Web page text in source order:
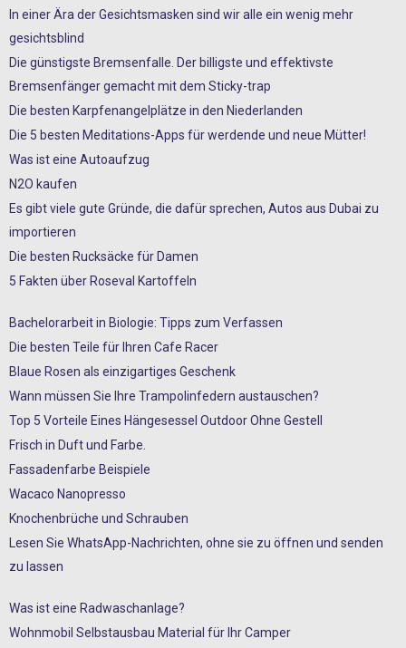
In einer Ära der Gesichtsmasken sind wir alle ein wenig mehr
gesichtsblind
Die günstigste Bremsenfalle. Der billigste und effektivste
Bremsenfänger gemacht mit dem Sticky-trap
Die besten Karpfenangelplätze in den Niederlanden
Die 5 besten Meditations-Apps für werdende und neue Mütter!
Was ist eine Autoaufzug
N2O kaufen
Es gibt viele gute Gründe, die dafür sprechen, Autos aus Dubai zu
importieren
Die besten Rucksäcke für Damen
5 Fakten über Roseval Kartoffeln
Bachelorarbeit in Biologie: Tipps zum Verfassen
Die besten Teile für Ihren Cafe Racer
Blaue Rosen als einzigartiges Geschenk
Wann müssen Sie Ihre Trampolinfedern austauschen?
Top 5 Vorteile Eines Hängesessel Outdoor Ohne Gestell
Frisch in Duft und Farbe.
Fassadenfarbe Beispiele
Wacaco Nanopresso
Knochenbrüche und Schrauben
Lesen Sie WhatsApp-Nachrichten, ohne sie zu öffnen und senden
zu lassen
Was ist eine Radwaschanlage?
Wohnmobil Selbstausbau Material für Ihr Camper